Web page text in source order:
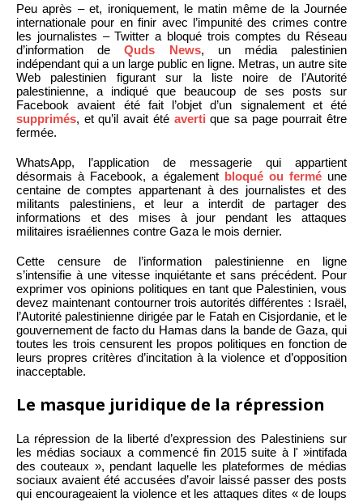
Peu après – et, ironiquement, le matin même de la Journée
internationale pour en finir avec l’impunité des crimes contre
les journalistes – Twitter a bloqué trois comptes du Réseau
d’information deQuds News, un média palestinien
indépendant qui a un large public en ligne. Metras, un autre site
Web palestinien figurant sur la liste noire de l’Autorité
palestinienne, a indiqué que beaucoup de ses posts sur
Facebook avaient été fait l’objet d’un signalement et été
supprimés, et qu’il avait été averti que sa page pourrait être
fermée.
WhatsApp, l’application de messagerie qui appartient
désormais à Facebook, a également bloqué ou fermé une
centaine de comptes appartenant à des journalistes et des
militants palestiniens, et leur a interdit de partager des
informations et des mises à jour pendant les attaques
militaires israéliennes contre Gaza le mois dernier.
Cette censure de l’information palestinienne en ligne
s’intensifie à une vitesse inquiétante et sans précédent. Pour
exprimer vos opinions politiques en tant que Palestinien, vous
devez maintenant contourner trois autorités différentes : Israël,
l’Autorité palestinienne dirigée par le Fatah en Cisjordanie, et le
gouvernement de facto du Hamas dans la bande de Gaza, qui
toutes les trois censurent les propos politiques en fonction de
leurs propres critères d’incitation à la violence et d’opposition
inacceptable.
Le masque juridique de la répression
La répression de la liberté d’expression des Palestiniens sur
les médias sociaux a commencé fin 2015 suite à l' »intifada
des couteaux », pendant laquelle les plateformes de médias
sociaux avaient été accusées d’avoir laissé passer des posts
qui encourageaient la violence et les attaques dites « de loups